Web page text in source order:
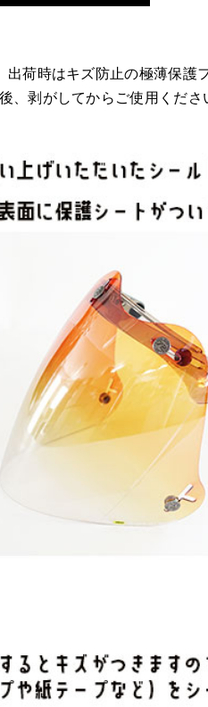
出荷時はキズ防止の極薄保護
、剥がしてからご使用くださ